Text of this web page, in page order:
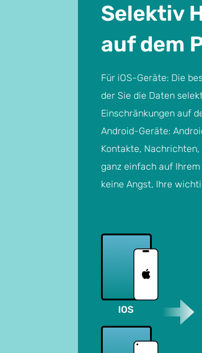
Selektiv
auf dem
Für iOS-Geräte: Die
der Sie die Daten
Einschränkungen auf
Android-Geräte:
Kontakte, Nachrichten,
ganz einfach auf Ihrem
keine Angst, Ihre